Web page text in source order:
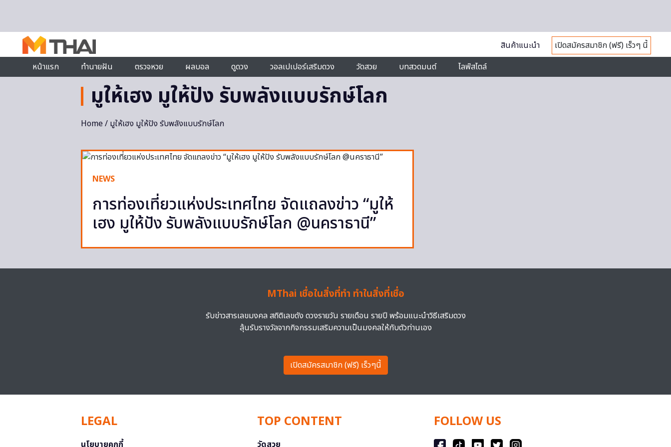
สินค้าแนะนำ
เปิดสมัครสมาชิก (ฟรี) เร็วๆ นี้
หน้าแรก
ทำนายฝัน ตรวจหวย ผลบอล ดูดวง วอลเปเปอร์เสริมดวง วัดสวย บทสวดมนต์ ไลฟ์สไตล์
มูให้เฮง มูให้ปัง รับพลังแบบรักษ์โลก
Home/ มูให้เฮง มูให้ปัง รับพลังแบบรักษ์โลก
NEWS
การท่องเที่ยวแห่งประเทศไทย จัดแถลงข่าว “มูให้
เฮง มูให้ปัง รับพลังแบบรักษ์โลก @นคราธานี”
MThai เชื่อในสิ่งที่ทำ ทำในสิ่งที่เชื่อ
รับข่าวสารเลขมงคล สถิติเลขดัง ดวงรายวัน รายเดือน รายปี พร้อมแนะนำวิธีเสริมดวง
ลุ้นรับรางวัลจากกิจกรรมเสริมความเป็นมงคลให้กับตัวท่านเอง
เปิดสมัครสมาชิก (ฟรี) เร็วๆนี้
LEGAL
นโยบายคุกกี้
TOP CONTENT
วัดสวย
FOLLOW US